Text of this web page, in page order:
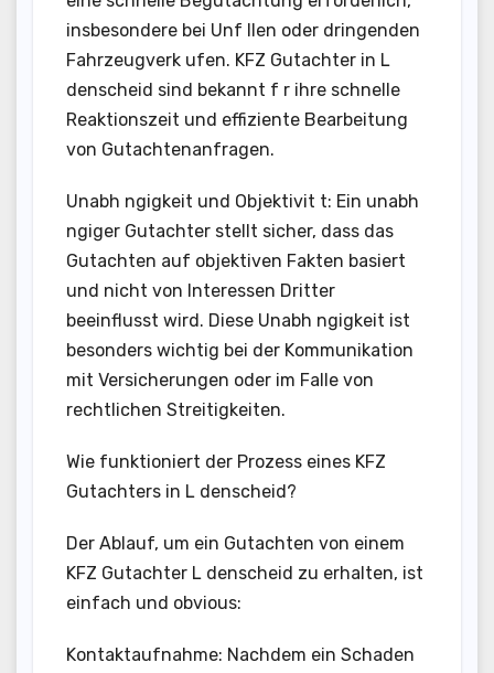
insbesondere bei Unf llen oder dringenden
Fahrzeugverk ufen. KFZ Gutachter in L
denscheid sind bekannt f r ihre schnelle
Reaktionszeit und effiziente Bearbeitung
von Gutachtenanfragen.
Unabh ngigkeit und Objektivit t: Ein unabh
ngiger Gutachter stellt sicher, dass das
Gutachten auf objektiven Fakten basiert
und nicht von Interessen Dritter
beeinflusst wird. Diese Unabh ngigkeit ist
besonders wichtig bei der Kommunikation
mit Versicherungen oder im Falle von
rechtlichen Streitigkeiten.
Wie funktioniert der Prozess eines KFZ
Gutachters in L denscheid?
Der Ablauf, um ein Gutachten von einem
KFZ Gutachter L denscheid zu erhalten, ist
einfach und obvious:
Kontaktaufnahme: Nachdem ein Schaden